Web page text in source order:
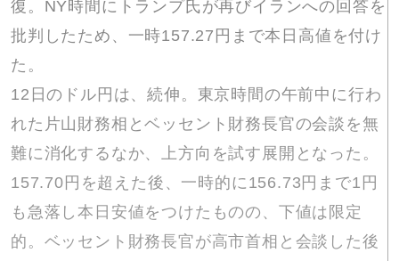
復。NY時間にトランプ氏が再びイランへの回答を
批判したため、一時157.27円まで本日高値を付け
た。
12日のドル円は、続伸。東京時間の午前中に行わ
れた片山財務相とベッセント財務長官の会談を無
難に消化するなか、上方向を試す展開となった。
157.70円を超えた後、一時的に156.73円まで1円
も急落し本日安値をつけたものの、下値は限定
的。ベッセント財務長官が高市首相と会談した後